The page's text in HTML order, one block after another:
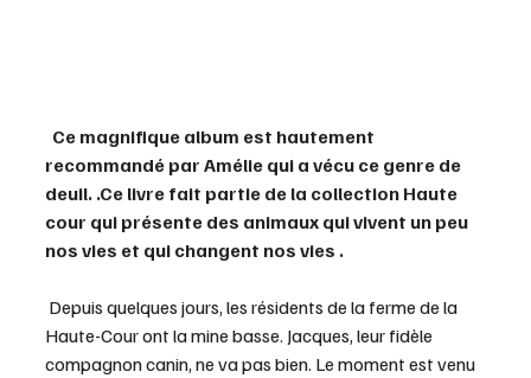
Ce magnifique album est hautement
recommandé par Amélie qui a vécu ce genre de
deuil. .Ce livre fait partie de la collection Haute
cour qui présente des animaux qui vivent un peu
nos vies et qui changent nos vies .
Depuis quelques jours, les résidents de la ferme de la
Haute-Cour ont la mine basse. Jacques, leur fidèle
compagnon canin, ne va pas bien. Le moment est venu